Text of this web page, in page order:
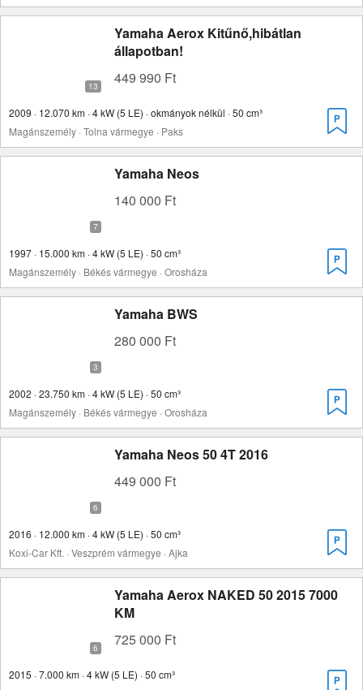
Yamaha Aerox Kitűnő,hibátlan
állapotban!
449 990 Ft
2009 · 12.070 km · 4 kW (5 LE) · okmányok nélkül · 50 cm³
Magánszemély · Tolna vármegye · Paks
Yamaha Neos
140 000 Ft
1997 · 15.000 km · 4 kW (5 LE) · 50 cm³
Magánszemély · Békés vármegye · Orosháza
Yamaha BWS
280 000 Ft
2002 · 23.750 km · 4 kW (5 LE) · 50 cm³
Magánszemély · Békés vármegye · Orosháza
Yamaha Neos 50 4T 2016
449 000 Ft
2016 · 12.000 km · 4 kW (5 LE) · 50 cm³
Koxi-Car Kft. · Veszprém vármegye · Ajka
Yamaha Aerox NAKED 50 2015 7000
KM
725 000 Ft
2015 · 7.000 km · 4 kW (5 LE) · 50 cm³